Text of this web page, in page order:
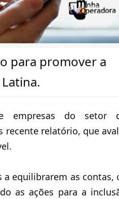
para promover a
empresas do setor
recente relatório, que
.
equilibrarem as contas,
as ações para a